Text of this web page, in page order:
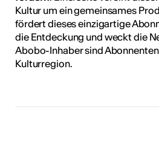
Kultur um ein gemeinsames
fördert dieses einzigartige
die Entdeckung und weckt die
Abobo-Inhaber sind
Kulturregion.